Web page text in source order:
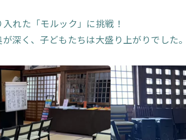
れた「モルック」に挑戦！
深く、子どもたちは大盛り上がりでした。